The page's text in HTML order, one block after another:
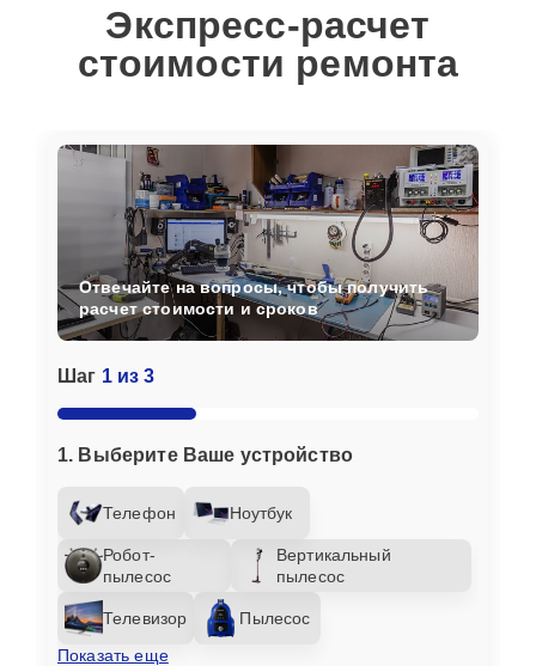
Экспресс-расчет
стоимости ремонта
Шаг 1 из 3
1. Выберите Ваше устройство
Телефон Ноутбук
Робот-
пылесос
Вертикальный
пылесос
Телевизор
Пылесос
Показать еще
Отвечайте на вопросы, чтобы получить
расчет стоимости и сроков